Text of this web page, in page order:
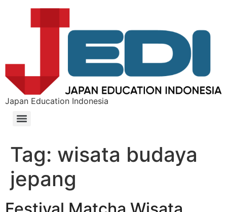
Japan Education Indonesia
Tag: wisata budaya
jepang